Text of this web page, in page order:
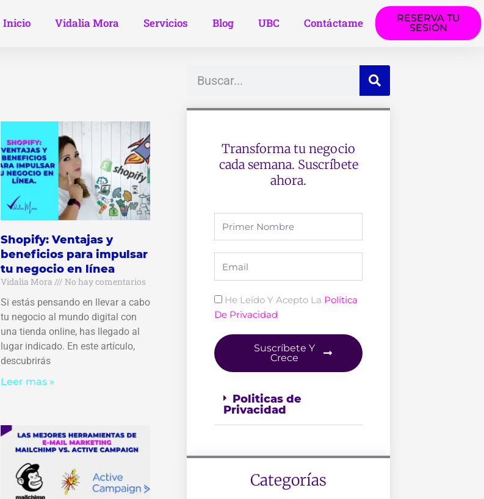
Inicio Vidalia Mora Servicios Blog UBC Contáctame
RESERVA TU
SESIÓN
Shopify: Ventajas y
beneficios para impulsar
tu negocio en línea
Vidalia Mora
No hay comentarios
Si estás pensando en llevar a cabo
tu negocio al mundo digital con
una tienda online, has llegado al
lugar indicado. En este artículo,
descubrirás
Leer mas »
Transforma tu negocio
cada semana. Suscríbete
ahora.
Full
Name
Politica
He Leído Y Acepto La Política
De Privacidad
Suscríbete Y
Crece
Politicas de
Privacidad
Categorías